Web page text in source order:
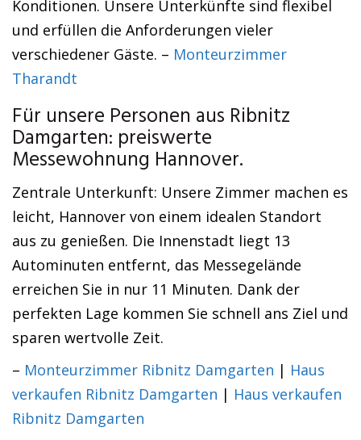
Konditionen. Unsere Unterkünfte sind flexibel
und erfüllen die Anforderungen vieler
verschiedener Gäste. – Monteurzimmer
Tharandt
Für unsere Personen aus Ribnitz
Damgarten: preiswerte
Messewohnung Hannover.
Zentrale Unterkunft: Unsere Zimmer machen es
leicht, Hannover von einem idealen Standort
aus zu genießen. Die Innenstadt liegt 13
Autominuten entfernt, das Messegelände
erreichen Sie in nur 11 Minuten. Dank der
perfekten Lage kommen Sie schnell ans Ziel und
sparen wertvolle Zeit.
– Monteurzimmer Ribnitz Damgarten | Haus
verkaufen Ribnitz Damgarten | Haus verkaufen
Ribnitz Damgarten